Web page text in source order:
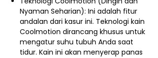
Nyaman Seharian): Ini adalah fitur
andalan dari kasur ini. Teknologi kain
Coolmotion dirancang khusus untuk
mengatur suhu tubuh Anda saat
tidur. Kain ini akan menyerap panas